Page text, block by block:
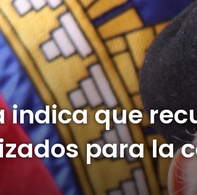
indica que
para la